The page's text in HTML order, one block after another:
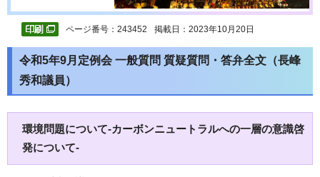
ページ番号：243452 掲載日：2023年10月20日
令和5年9月定例会 一般質問 質疑質問・答弁全文（長峰
秀和議員）
環境問題について-カーボンニュートラルへの一層の意識啓
発について-